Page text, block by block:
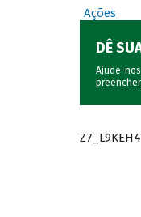
Ações
DÊ
Ajude-